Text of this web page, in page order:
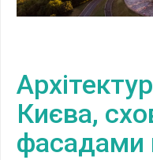
Києва,
фасадами